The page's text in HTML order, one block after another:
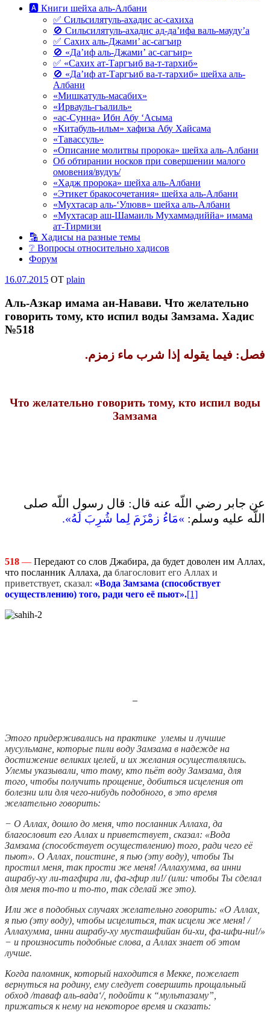
🅰 Книги шейха аль-Албани
✅ Сильсилятуль-ахадис ас-сахиха
🚫 Сильсилятуль-ахадис ад-да’ифа валь-мауду’а
✅ Сахих аль-Джами’ ас-сагъир
🚫 «Да’иф аль-Джами’ ас-сагъир»
✅ «Сахих ат-Таргъиб ва-т-тархиб»
🚫 «Да’иф ат-Таргъиб ва-т-тархиб» шейха аль-
Албани
«Мишкатуль-масабих»
«Ирвауль-гъалиль»
«ас-Сунна» Ибн Абу ‘Асыма
«Китабуль-ильм» хафиза Абу Хайсама
«Тавассуль»
«Описание молитвы пророка» шейха аль-Албани
Об обтирании носков при совершении малого
омовения/вудуъ/
«Хадж пророка» шейха аль-Албани
«Этикет бракосочетания» шейха аль-Албани
«Мухтасар аль-‘Улювв» шейха аль-Албани
«Мухтасар аш-Шамаиль Мухаммадиййа» имама
ат-Тирмизи
🔡 Хадисы на разные темы
❔ Вопросы относительно хадисов
Форум
Опубликовано
16.07.2015 OT plain
Аль-Азкар имама ан-Навави. Что желательно
говорить тому, кто испил воды Замзама. Хадис
№518
فصل‏:‏ فيما يقوله إذا شرب ماء زمزم‏.‏
Что желательно говорить тому, кто испил воды
Замзама
عن جابر رضي اللّه عنه قال‏:‏ قال رسول اللّه صلى
اللّه عليه وسلم‏:‏ ‏»‏مَاءُ زمْزَمَ لِما شُرِبَ لَهُ‏»‏‏.‏
518 — Передают со слов Джабира, да будет доволен им Аллах,
что посланник Аллаха, да благословит его Аллах и
приветствует, сказал: «Вода Замзама (способствует
осуществлению) того, ради чего её пьют».[1]
Этого придерживались на практике улемы и лучшие
мусульмане, которые пили воду Замзама в надежде на
достижение великих целей, и их желания осуществлялись.
Улемы указывали, что тому, кто пьёт воду Замзама, для
того, чтобы получить прощение, добиться исцеления от
болезни или для чего-нибудь подобного, в это время
желательно говорить:
− О Аллах, дошло до меня, что посланник Аллаха, да
благословит его Аллах и приветствует, сказал: «Вода
Замзама (способствует осуществлению) того, ради чего её
пьют». О Аллах, поистине, я пью (эту воду), чтобы Ты
простил меня, так прости же меня! /Аллахумма, ва инни
ашрабу-ху ли-тагфира ли, фа-гфир ли!/ (или: чтобы Ты сделал
для меня то-то и то-то, так сделай же это).
Или же в подобных случаях желательно говорить: «О Аллах,
я пью (эту воду), чтобы исцелиться, так исцели же меня! /
Аллахумма, инни ашрабу-ху мусташфийан би-хи, фа-шфи-ни!/»
− и произносить подобные слова, а Аллах знает об этом
лучше.
Когда паломник, который находится в Мекке, пожелает
вернуться на родину, ему следует совершить прощальный
обход /таваф аль-вада‘/, подойти к “мультазаму”,
прижаться к нему на некоторое время и сказать: